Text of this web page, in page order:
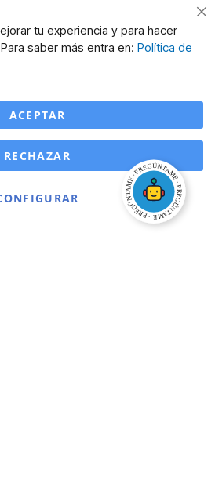
tu experiencia y para hacer
saber más entra en: Política de
ACEPTAR
RECHAZAR